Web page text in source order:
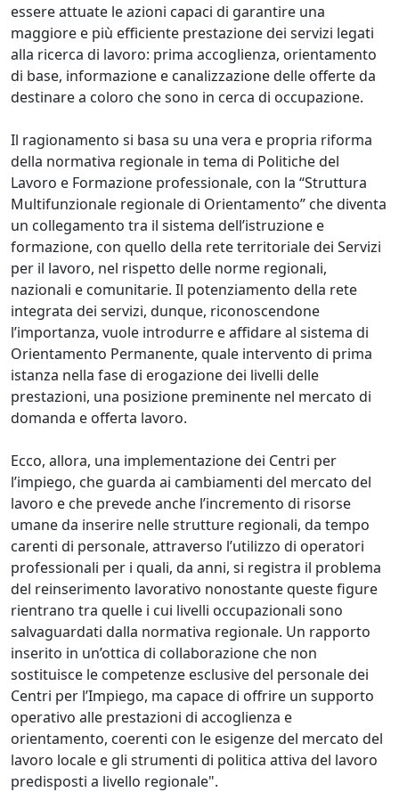
essere attuate le azioni capaci di garantire una
maggiore e più efficiente prestazione dei servizi legati
alla ricerca di lavoro: prima accoglienza, orientamento
di base, informazione e canalizzazione delle offerte da
destinare a coloro che sono in cerca di occupazione.
Il ragionamento si basa su una vera e propria riforma
della normativa regionale in tema di Politiche del
Lavoro e Formazione professionale, con la “Struttura
Multifunzionale regionale di Orientamento” che diventa
un collegamento tra il sistema dell’istruzione e
formazione, con quello della rete territoriale dei Servizi
per il lavoro, nel rispetto delle norme regionali,
nazionali e comunitarie. Il potenziamento della rete
integrata dei servizi, dunque, riconoscendone
l’importanza, vuole introdurre e affidare al sistema di
Orientamento Permanente, quale intervento di prima
istanza nella fase di erogazione dei livelli delle
prestazioni, una posizione preminente nel mercato di
domanda e offerta lavoro.
Ecco, allora, una implementazione dei Centri per
l’impiego, che guarda ai cambiamenti del mercato del
lavoro e che prevede anche l’incremento di risorse
umane da inserire nelle strutture regionali, da tempo
carenti di personale, attraverso l’utilizzo di operatori
professionali per i quali, da anni, si registra il problema
del reinserimento lavorativo nonostante queste figure
rientrano tra quelle i cui livelli occupazionali sono
salvaguardati dalla normativa regionale. Un rapporto
inserito in un’ottica di collaborazione che non
sostituisce le competenze esclusive del personale dei
Centri per l’Impiego, ma capace di offrire un supporto
operativo alle prestazioni di accoglienza e
orientamento, coerenti con le esigenze del mercato del
lavoro locale e gli strumenti di politica attiva del lavoro
predisposti a livello regionale".